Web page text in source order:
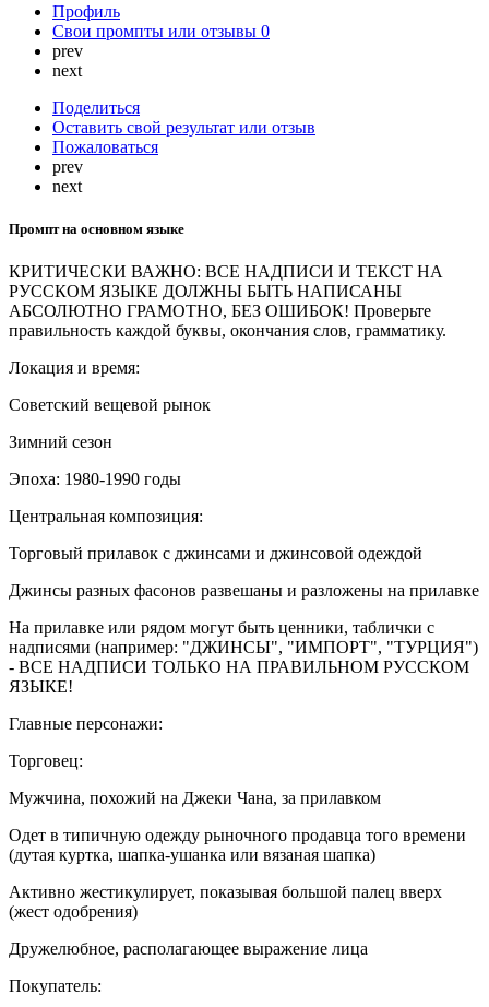
Профиль
Свои промпты или отзывы 0
prev
next
Поделиться
Оставить свой результат или отзыв
Пожаловаться
prev
next
Промпт на основном языке
КРИТИЧЕСКИ ВАЖНО: ВСЕ НАДПИСИ И ТЕКСТ НА
РУССКОМ ЯЗЫКЕ ДОЛЖНЫ БЫТЬ НАПИСАНЫ
АБСОЛЮТНО ГРАМОТНО, БЕЗ ОШИБОК! Проверьте
правильность каждой буквы, окончания слов, грамматику.
Локация и время:
Советский вещевой рынок
Зимний сезон
Эпоха: 1980-1990 годы
Центральная композиция:
Торговый прилавок с джинсами и джинсовой одеждой
Джинсы разных фасонов развешаны и разложены на прилавке
На прилавке или рядом могут быть ценники, таблички с
надписями (например: "ДЖИНСЫ", "ИМПОРТ", "ТУРЦИЯ")
- ВСЕ НАДПИСИ ТОЛЬКО НА ПРАВИЛЬНОМ РУССКОМ
ЯЗЫКЕ!
Главные персонажи:
Торговец:
Мужчина, похожий на Джеки Чана, за прилавком
Одет в типичную одежду рыночного продавца того времени
(дутая куртка, шапка-ушанка или вязаная шапка)
Активно жестикулирует, показывая большой палец вверх
(жест одобрения)
Дружелюбное, располагающее выражение лица
Покупатель: